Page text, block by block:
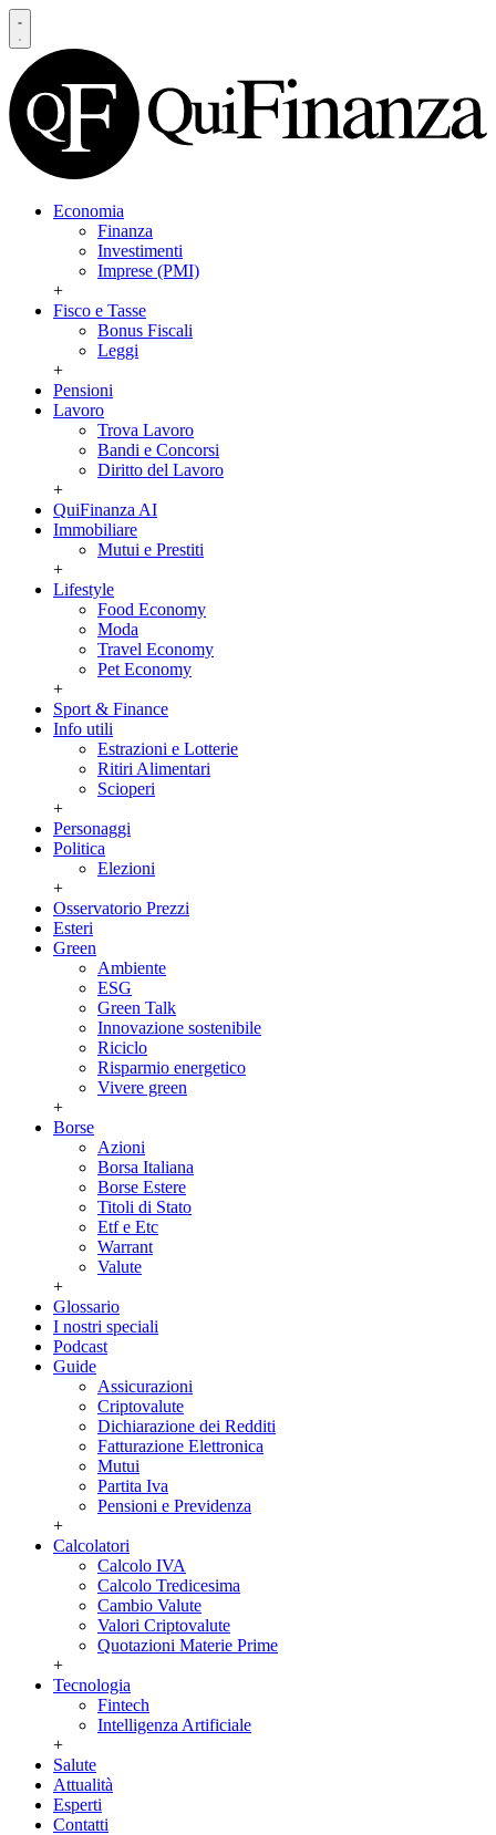
Economia
Finanza
Investimenti
Imprese (PMI)
+
Fisco e Tasse
Bonus Fiscali
Leggi
+
Pensioni
Lavoro
Trova Lavoro
Bandi e Concorsi
Diritto del Lavoro
+
QuiFinanza AI
Immobiliare
Mutui e Prestiti
+
Lifestyle
Food Economy
Moda
Travel Economy
Pet Economy
+
Sport & Finance
Info utili
Estrazioni e Lotterie
Ritiri Alimentari
Scioperi
+
Personaggi
Politica
Elezioni
+
Osservatorio Prezzi
Esteri
Green
Ambiente
ESG
Green Talk
Innovazione sostenibile
Riciclo
Risparmio energetico
Vivere green
+
Borse
Azioni
Borsa Italiana
Borse Estere
Titoli di Stato
Etf e Etc
Warrant
Valute
+
Glossario
I nostri speciali
Podcast
Guide
Assicurazioni
Criptovalute
Dichiarazione dei Redditi
Fatturazione Elettronica
Mutui
Partita Iva
Pensioni e Previdenza
+
Calcolatori
Calcolo IVA
Calcolo Tredicesima
Cambio Valute
Valori Criptovalute
Quotazioni Materie Prime
+
Tecnologia
Fintech
Intelligenza Artificiale
+
Salute
Attualità
Esperti
Contatti